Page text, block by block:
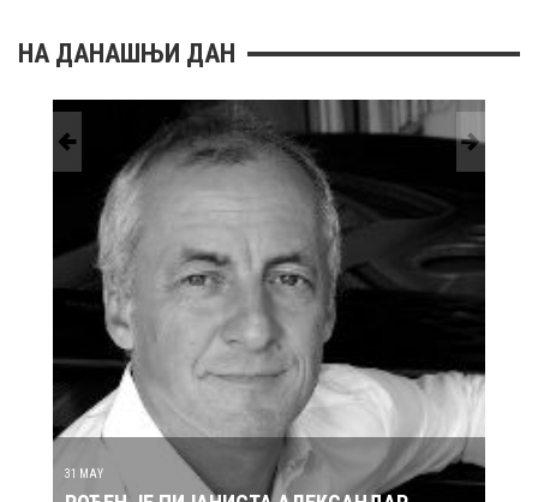
НА ДАНАШЊИ ДАН